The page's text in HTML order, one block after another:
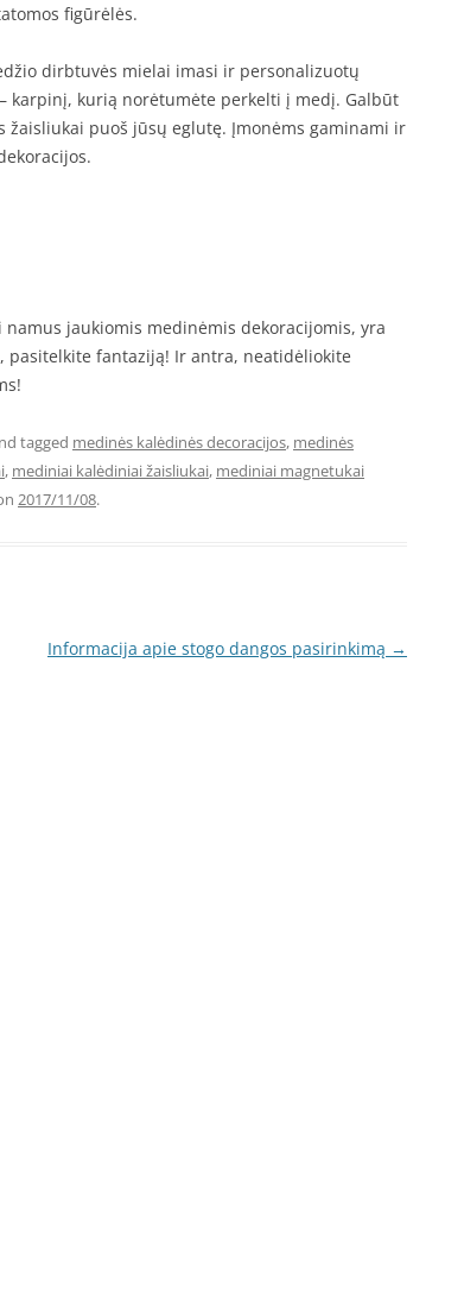
figūrėlės.
dirbtuvės mielai imasi ir personalizuotų
karpinį, kurią norėtumėte perkelti į medį. Galbūt
puoš jūsų eglutę. Įmonėms gaminami ir
jaukiomis medinėmis dekoracijomis, yra
fantaziją! Ir antra, neatidėliokite
tagged medinės kalėdinės decoracijos, medinės
, mediniai kalėdiniai žaisliukai, mediniai magnetukai
2017/11/08.
Informacija apie stogo dangos pasirinkimą →